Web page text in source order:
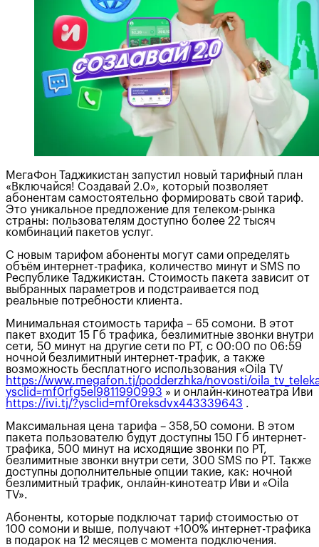
МегаФон Таджикистан запустил новый тарифный план
«Включайся! Создавай 2.0», который позволяет
абонентам самостоятельно формировать свой тариф.
Это уникальное предложение для телеком-рынка
страны: пользователям доступно более 22 тысяч
комбинаций пакетов услуг.
С новым тарифом абоненты могут сами определять
объём интернет-трафика, количество минут и SMS по
Республике Таджикистан. Стоимость пакета зависит от
выбранных параметров и подстраивается под
реальные потребности клиента.
Минимальная стоимость тарифа – 65 сомони. В этот
пакет входит 15 Гб трафика, безлимитные звонки внутри
сети, 50 минут на другие сети по РТ, с 00:00 по 06:59
ночной безлимитный интернет-трафик, а также
возможность бесплатного использования «Oila TV
https://www.megafon.tj/podderzhka/novosti/
ysclid=mf0rfg5el9811990993 » и онлайн-кинотеатра Иви
https://ivi.tj/?ysclid=mf0reksdvx443339643 .
Максимальная цена тарифа – 358,50 сомони. В этом
пакета пользователю будут доступны 150 Гб интернет-
трафика, 500 минут на исходящие звонки по РТ,
безлимитные звонки внутри сети, 300 SMS по РТ. Также
доступны дополнительные опции такие, как: ночной
безлимитный трафик, онлайн-кинотеатр Иви и «Oila
TV».
Абоненты, которые подключат тариф стоимостью от
100 сомони и выше, получают +100% интернет-трафика
в подарок на 12 месяцев с момента подключения.